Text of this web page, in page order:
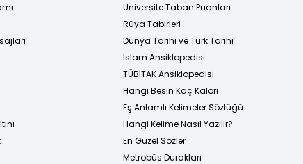
Üniversite Taban Puanları
Rüya Tabirleri
Dünya Tarihi ve Türk Tarihi
İslam Ansiklopedisi
TÜBİTAK Ansiklopedisi
Hangi Besin Kaç Kalori
Eş Anlamlı Kelimeler Sözlüğü
Hangi Kelime Nasıl Yazılır?
En Güzel Sözler
Metrobüs Durakları